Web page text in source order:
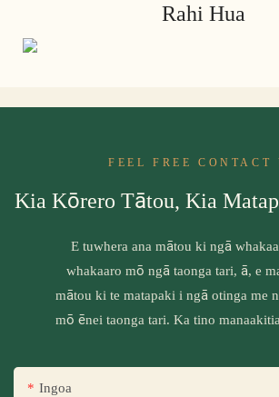
Rahi Hua
FEEL FREE CONTACT
Kia Kōrero Tātou, Kia
E tuwhera ana mātou ki ngā
whakaaro mō ngā taonga tari, ā, e
mātou ki te matapaki i ngā otinga me
mō ēnei taonga tari. Ka tino
Ingoa